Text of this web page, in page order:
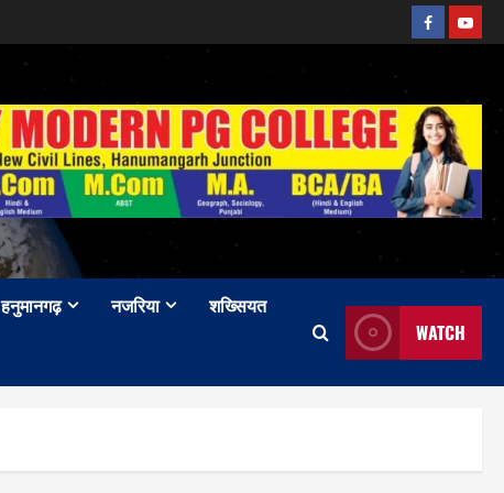
Facebook
हनुमानगढ़ नजरिया शख्सियत
WATCH